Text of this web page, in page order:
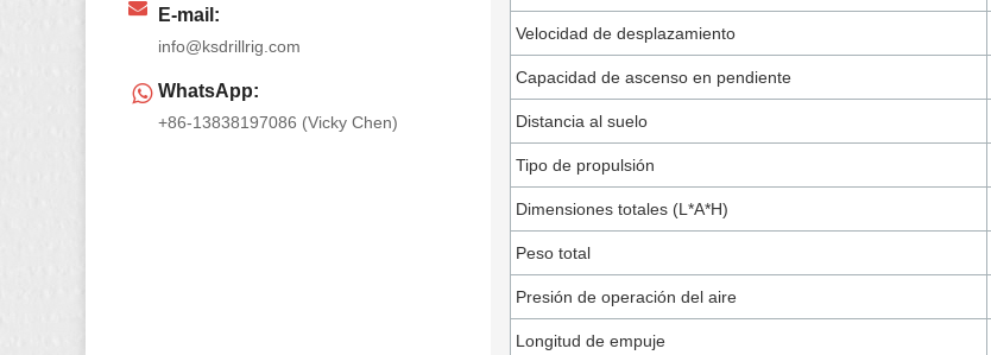
Velocidad de desplazamiento
Capacidad de ascenso en pendiente
Distancia al suelo
Tipo de propulsión
Dimensiones totales (L*A*H)
Peso total
Presión de operación del aire
Longitud de empuje
E-mail:
info@ksdrillrig.com
WhatsApp:
+86-13838197086 (Vicky Chen)